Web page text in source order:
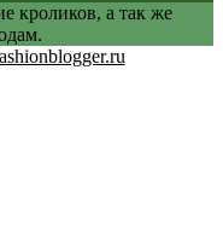
кроликов, а так же